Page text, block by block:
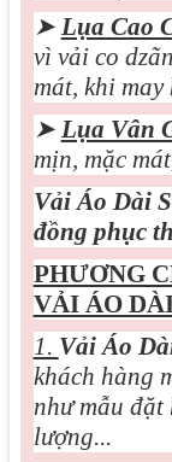
➤ Lụa Cao
vì vải co
mát, khi
➤ Lụa Vân
mịn, mặc
Vải Áo Dài
đồng phục
PHƯƠNG
VẢI ÁO
1. Vải Áo
khách hàng
như mẫu
lượng...